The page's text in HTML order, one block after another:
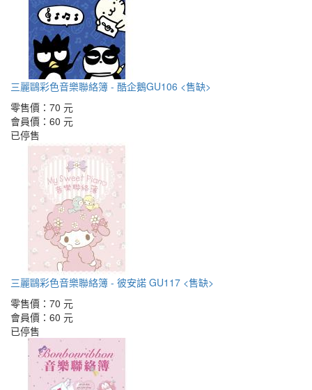
三麗鷗彩色音樂聯絡簿 - 酷企鵝GU106 <售缺>
零售價： 70 元
會員價： 60 元
已停售
三麗鷗彩色音樂聯絡簿 - 彼安諾 GU117 <售缺>
零售價： 70 元
會員價： 60 元
已停售